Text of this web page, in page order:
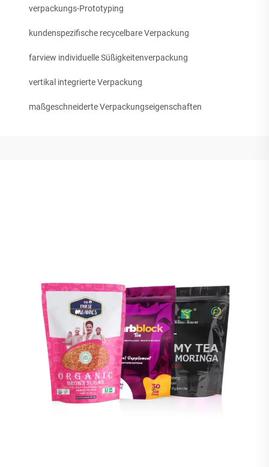
verpackungs-Prototyping
kundenspezifische recycelbare Verpackung
farview individuelle Süßigkeitenverpackung
vertikal integrierte Verpackung
maßgeschneiderte Verpackungseigenschaften